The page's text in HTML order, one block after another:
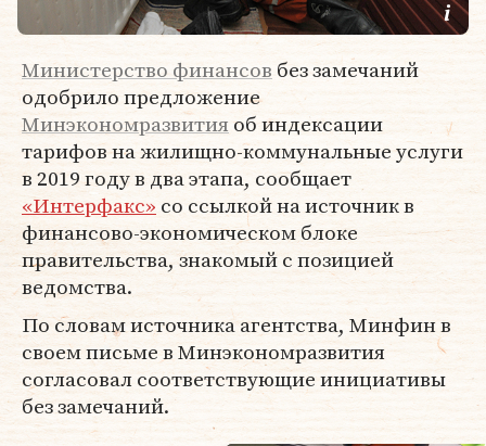
Министерство финансов без замечаний
одобрило предложение
Минэкономразвитияоб индексации
тарифов на жилищно-коммунальные услуги
в 2019 году в два этапа, сообщает
«Интерфакс» со ссылкой на источник в
финансово-экономическом блоке
правительства, знакомый с позицией
ведомства.
По словам источника агентства, Минфин в
своем письме в Минэкономразвития
согласовал соответствующие инициативы
без замечаний.